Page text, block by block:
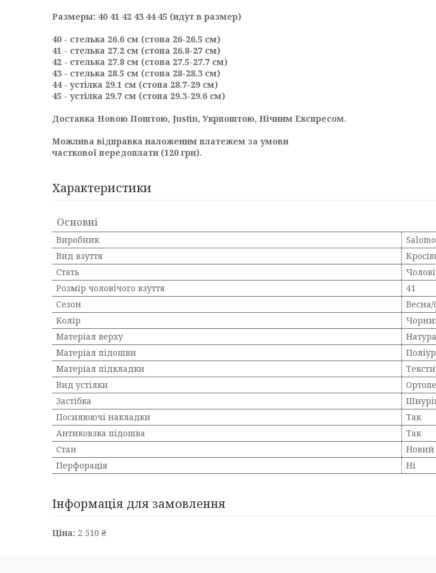
Размеры: 40 41 42 43 44 45 (идут в размер)
40 - стелька 26.6 см (стопа 26-26.5 см)
41 - стелька 27.2 см (стопа 26.8-27 см)
42 - стелька 27.8 см (стопа 27.5-27.7 см)
43 - стелька 28.5 см (стопа 28-28.3 см)
44 - устілка 29.1 см (стопа 28.7-29 см)
45 - устілка 29.7 см (стопа 29.3-29.6 см)
Доставка Новою Поштою, Justin, Укрпоштою, Нічним Експресом.
Можлива відправка наложеним платежем за умови
часткової передоплати (120 грн).
Характеристики
Основні
Виробник
Вид взуття
Стать
Розмір чоловічого взуття
41
Сезон
Весна/
Колір
Матеріал верху
Матеріал підошви
Матеріал підкладки
Вид устілки
Застібка
Посилюючі накладки
Так
Антиковзка підошва
Так
Стан
Новий
Перфорація
Ні
Інформація для замовлення
Ціна: 2 510 ₴